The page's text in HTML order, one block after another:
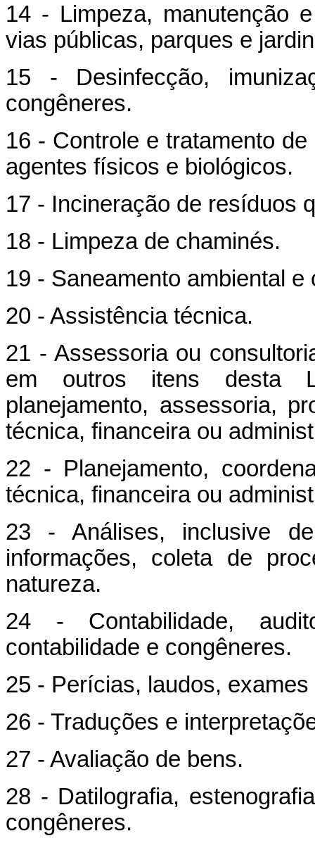
14 - Limpeza, manutenção
vias públicas, parques e
15 - Desinfecção,
congêneres.
16 - Controle e tratamento
agentes físicos e biológicos.
17 - Incineração de resíduos
18 - Limpeza de chaminés.
19 - Saneamento ambiental e
20 - Assistência técnica.
21 - Assessoria ou
em outros itens desta
planejamento, assessoria,
técnica, financeira ou
22 - Planejamento,
técnica, financeira ou
23 - Análises, inclusive
informações, coleta de
natureza.
24 - Contabilidade,
contabilidade e congêneres.
25 - Perícias, laudos,
26 - Traduções e
27 - Avaliação de bens.
28 - Datilografia,
congêneres.